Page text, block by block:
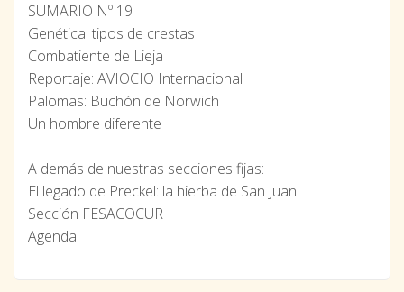
SUMARIO Nº 19
Genética: tipos de crestas
Combatiente de Lieja
Reportaje: AVIOCIO Internacional
Palomas: Buchón de Norwich
Un hombre diferente
A demás de nuestras secciones fijas:
El legado de Preckel: la hierba de San Juan
Sección FESACOCUR
Agenda